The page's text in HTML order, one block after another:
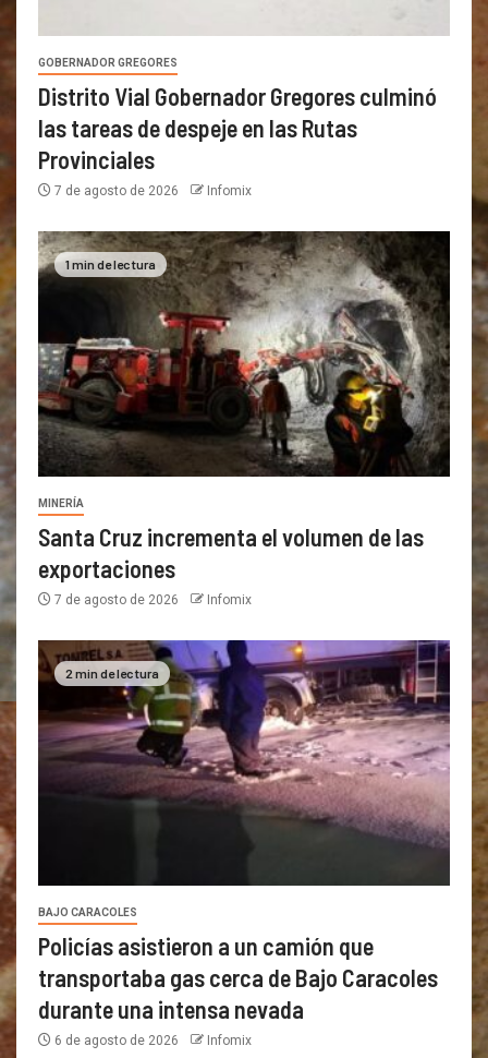
GOBERNADOR GREGORES
Distrito Vial Gobernador Gregores culminó
las tareas de despeje en las Rutas
Provinciales
7 de agosto de 2026 Infomix
1 min de lectura
MINERÍA
Santa Cruz incrementa el volumen de las
exportaciones
7 de agosto de 2026 Infomix
2 min de lectura
BAJO CARACOLES
Policías asistieron a un camión que
transportaba gas cerca de Bajo Caracoles
durante una intensa nevada
6 de agosto de 2026 Infomix